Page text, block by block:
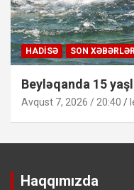
HADISƏ SON
Beyləqanda 15
Avqust 7, 2026 / 20:40
Haqqımızda